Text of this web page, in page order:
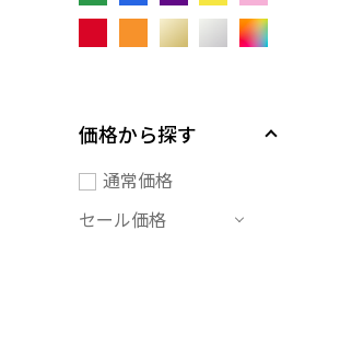
価格から探す
通常価格
セール価格